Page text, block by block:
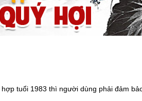
tuổi 1983 thì người dùng phải đảm